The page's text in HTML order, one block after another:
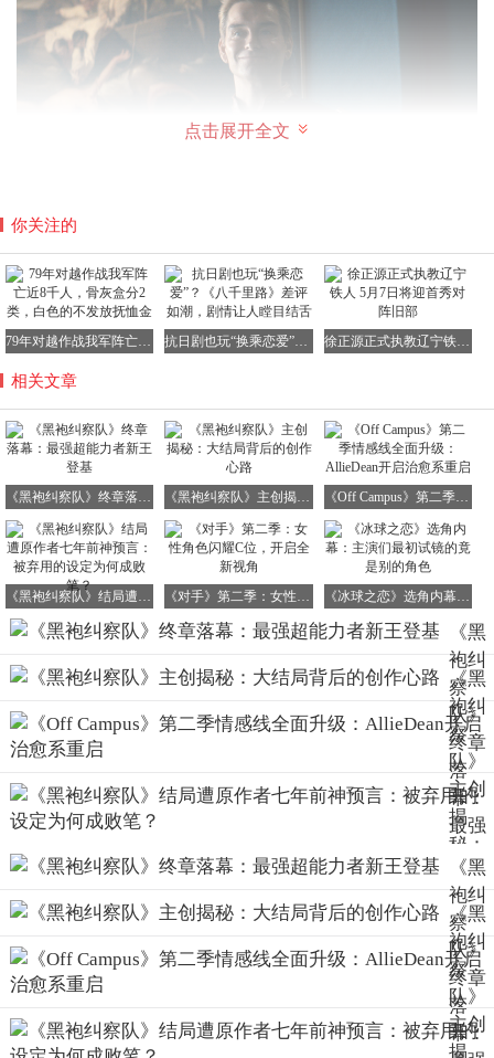
如今的玛丽·莫罗，已经不再是那个被视为“有望比肩祖国人
的新星”。她凭借着自己的努力和机遇，正式成为了《黑袍
纠察队》宇宙中的最强角色。这个结局，不仅仅是对旧时代
的终结，更象征着新纪元的开启。当那个最可怕的暴君倒下
后，一个更加年轻、更具救赎可能的强者接过了权杖，未来
《黑袍纠察队》的宇宙又将迎来怎样的风云变幻，着实令人
点击展开全文
你关注的
79年对越作战我军阵亡近8千人，骨灰盒分2类，白色的不发放抚恤金 抗日剧也玩“换乘恋爱”？《八千里路》差评如潮，剧情让人瞠目结舌 徐正源正式执教辽宁铁人 5月7日将迎首秀对阵旧部
相关文章
《黑袍纠察队》终章落幕：最强超能力者新王登基 《黑袍纠察队》主创揭秘：大结局背后的创作心路 《Off Campus》第二季情感线全面升级：AllieDean开启治愈系重启
《黑袍纠察队》结局遭原作者七年前神预言：被弃用的设定为何成败笔？ 《对手》第二季：女性角色闪耀C位，开启全新视角 《冰球之恋》选角内幕：主演们最初试镜的竟是别的角色
《黑
袍纠
察
队》
终章
落
幕：
最强
超能
力者
新王
登基
《黑
袍纠
察
队》
主创
揭
秘：
大结
局背
后的
创作
心路
《黑
袍纠
察
队》
终章
落
幕：
《黑
袍纠
察
队》
主创
揭